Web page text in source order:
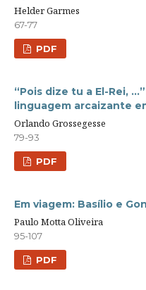
Helder Garmes
67-77
PDF
“Pois dize tu a El-Rei,
linguagem arcaizante
Orlando Grossegesse
79-93
PDF
Em viagem: Basílio e
Paulo Motta Oliveira
95-107
PDF